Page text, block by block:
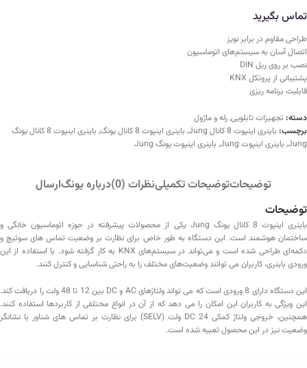
تماس بگیرید
طراحی مقاوم در برابر نویز
اتصال آسان به سیستم‌های اتوماسیون
نصب بر روی ریل DIN
پشتیبانی از پروتکل KNX
قابلیت برنامه ریزی
دسته: تجهیزات تابلویی,رله و ماژول
برچسب: باینری اینپوت 8 کانال Jung , باینری اینپوت 8 کانال یونگ ,
باینری اینپوت 8 کانال یونگ
Jung
, باینری اینپوت Jung , باینری اینپوت یونگ Jung
توضیحاتتوضیحات تکمیلینظرات (0) درباره یونگارسال
توضیحات
باینری اینپوت 8 کانال یونگ Jung یکی از محصولات پیشرفته در حوزه اتوماسیون خانگی و
ساختمان هوشمند است. این دستگاه به طور خاص برای نظارت بر وضعیت تماس‌ های سوئیچ و
دکمه‌ای طراحی شده است و می‌تواند در سیستم‌های KNX به کار گرفته شود. با استفاده از این
ورودی باینری، کاربران می‌ توانند وضعیت‌های مختلف را به راحتی شناسایی و کنترل کنند.
این دستگاه دارای 8 ورودی است که می‌ تواند ولتاژهای AC و DC بین 12 تا 48 ولت را دریافت کند.
این ویژگی به کاربران این امکان را می‌ دهد که از آن در انواع مختلفی از کاربردها استفاده کنند.
همچنین، خروجی ولتاژ کمکی DC 24 ولت (SELV) برای نظارت بر تماس‌ های شناور با نشانگر
وضعیت نیز در این محصول تعبیه شده است.